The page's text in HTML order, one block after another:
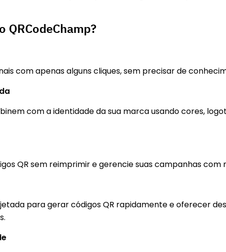
QRCodeChamp?
com apenas alguns cliques, sem precisar de
com a identidade da sua marca usando cores,
QR sem reimprimir e gerencie suas campanhas com
para gerar códigos QR rapidamente e oferecer